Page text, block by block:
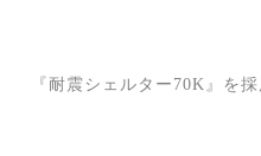
『耐震シェルター70K』を採